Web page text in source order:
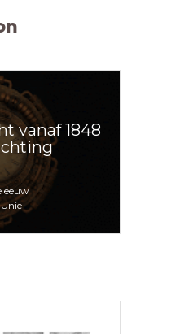
vanaf 1848
eeuw